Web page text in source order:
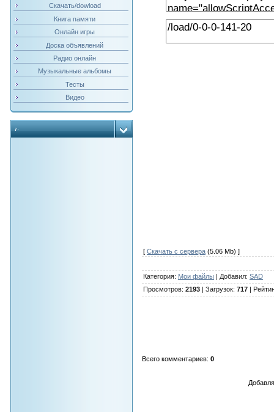
Скачать/dowload
Книга памяти
Онлайн игры
Доска объявлений
Радио онлайн
Музыкальные альбомы
Тесты
Видео
[ Скачать с сервера(5.06 Mb) ]
Категория: Мои файлы| Добавил: SAD
Просмотров: 2193| Загрузок: 717|
Всего комментариев: 0